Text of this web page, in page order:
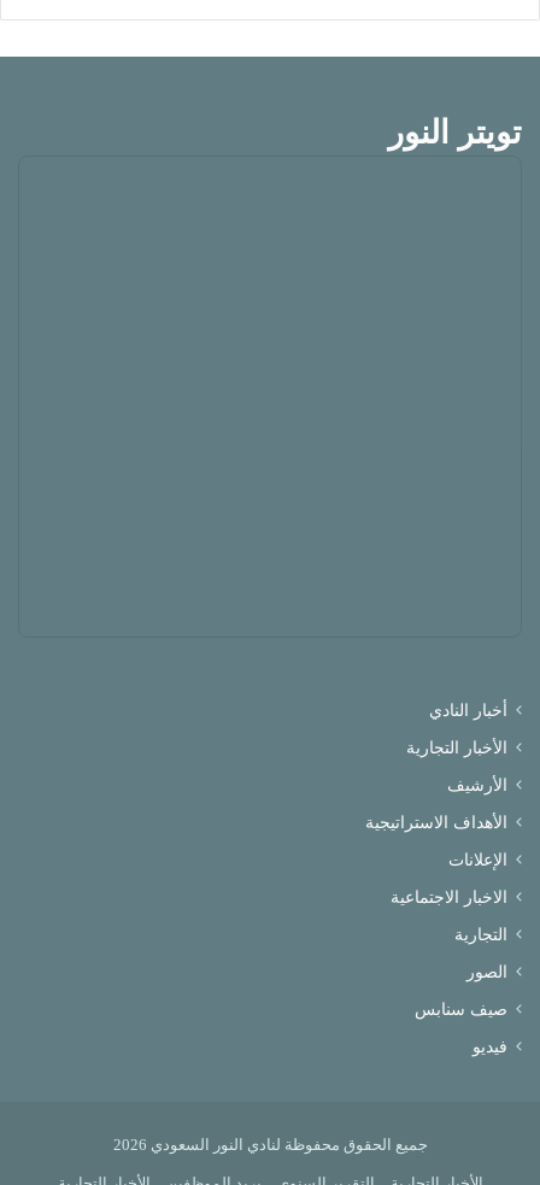
تويتر النور
أخبار النادي
الأخبار التجارية
الأرشيف
الأهداف الاستراتيجية
الإعلانات
الاخبار الاجتماعية
التجارية
الصور
صيف سنابس
فيديو
جميع الحقوق محفوظة لنادي النور السعودي 2026